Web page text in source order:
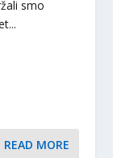
smo
READ MORE